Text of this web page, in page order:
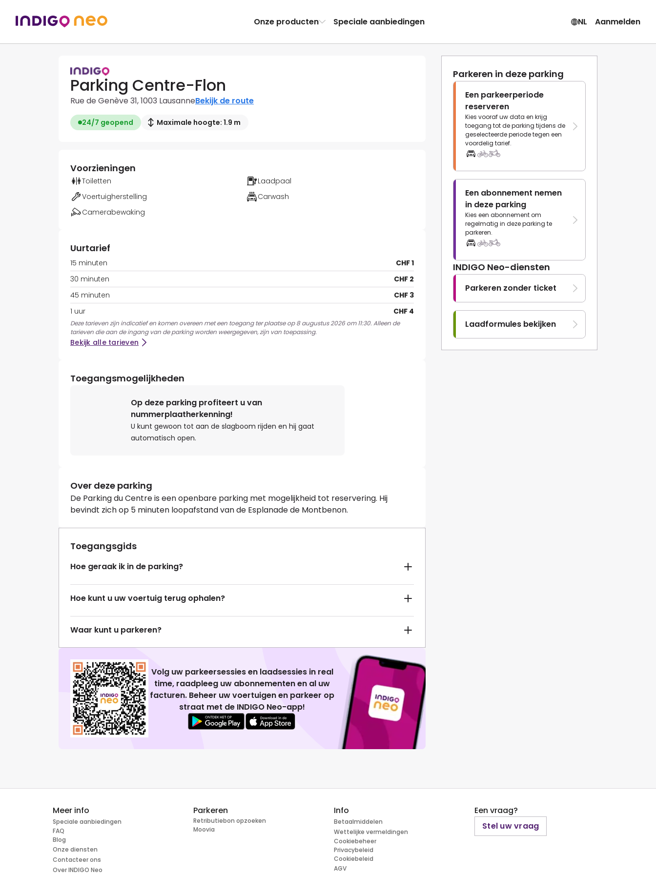
Onze producten Speciale aanbiedingen NL Aanmelden
Parking Centre-Flon
Rue de Genève 31, 1003 LausanneBekijk de route
24/7 geopend Maximale hoogte: 1.9 m
Parkeren in deze parking
Een parkeerperiode
reserveren
Kies vooraf uw data en krijg
toegang tot de parking tijdens de
geselecteerde periode tegen een
voordelig tarief.
Een abonnement nemen
in deze parking
Kies een abonnement om
regelmatig in deze parking te
parkeren.
INDIGO Neo-diensten
Parkeren zonder ticket
Laadformules bekijken
Voorzieningen
Toiletten
Laadpaal
Voertuigherstelling
Carwash
Camerabewaking
Uurtarief
15 minuten
CHF 1
30 minuten
CHF 2
45 minuten
CHF 3
1 uur
CHF 4
Deze tarieven zijn indicatief en komen overeen met een toegang ter plaatse op 8 augustus 2026 om 11:30. Alleen de
tarieven die aan de ingang van de parking worden weergegeven, zijn van toepassing.
Bekijk alle tarieven
Toegangsmogelijkheden
Op deze parking profiteert u van
nummerplaatherkenning!
U kunt gewoon tot aan de slagboom rijden en hij gaat
automatisch open.
Over deze parking
De Parking du Centre is een openbare parking met mogelijkheid tot reservering. Hij
bevindt zich op 5 minuten loopafstand van de Esplanade de Montbenon.
Toegangsgids
Hoe geraak ik in de parking?
Hoe kunt u uw voertuig terug ophalen?
Waar kunt u parkeren?
Volg uw parkeersessies en laadsessies in real
time, raadpleeg uw abonnementen en al uw
facturen. Beheer uw voertuigen en parkeer op
straat met de INDIGO Neo-app!
Meer info
Speciale aanbiedingen
FAQ
Blog
Onze diensten
Contacteer ons
Over INDIGO Neo
Parkeren
Retributiebon opzoeken
Moovia
Info
Betaalmiddelen
Wettelijke vermeldingen
Cookiebeheer
Privacybeleid
Cookiebeleid
AGV
Een vraag?
Stel uw vraag